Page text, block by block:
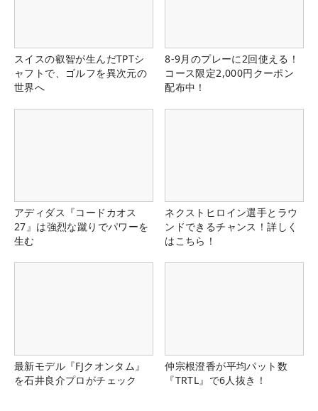
スイスの叡智が生んだTPTシ
ャフトで、ゴルフを異次元の
世界へ
8-9月のプレーに2回使える！
コース限定2,000円クーポン
配布中！
アディダス『コードカオス
27』は強烈な蹴りでパワーを
生む
ネクストヒロイン選手とラウ
ンドできるチャンス！詳しく
はこちら！
最新モデル『FJクオンタム』
を石井良介プロがチェック
仲宗根澄香が平均パット数
『TRTL』で6人抜き！